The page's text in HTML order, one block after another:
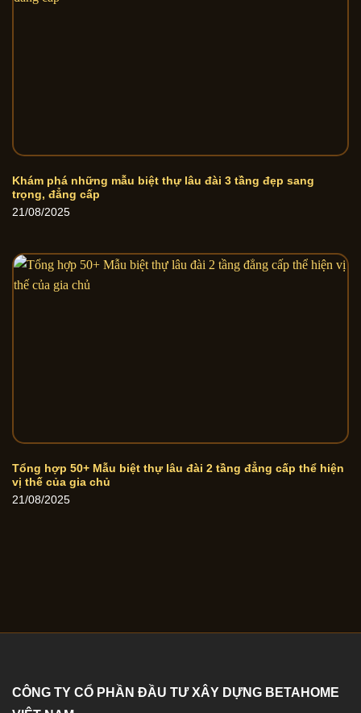
Khám phá những mẫu biệt thự lâu đài 3 tầng đẹp sang
trọng, đẳng cấp
21/08/2025
Tổng hợp 50+ Mẫu biệt thự lâu đài 2 tầng đẳng cấp thể hiện
vị thế của gia chủ
21/08/2025
CÔNG TY CỔ PHẦN ĐẦU TƯ XÂY DỰNG BETAHOME